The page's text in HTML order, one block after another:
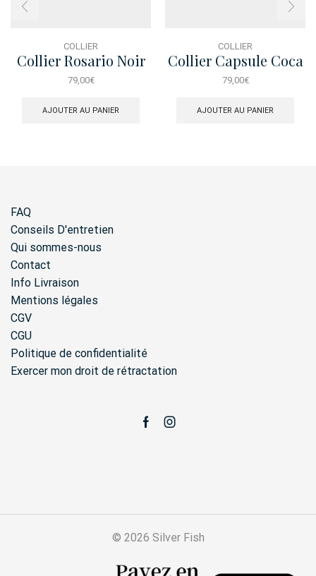
COLLIER
Collier Rosario Noir
79,00€
AJOUTER AU PANIER
COLLIER
Collier Capsule Coca
Cola
79,00€
AJOUTER AU PANIER
FAQ
Conseils D'entretien
Qui sommes-nous
Contact
Info Livraison
Mentions légales
CGV
CGU
Politique de confidentialité
Exercer mon droit de rétractation
FacebookInstagram
© 2026 Silver Fish